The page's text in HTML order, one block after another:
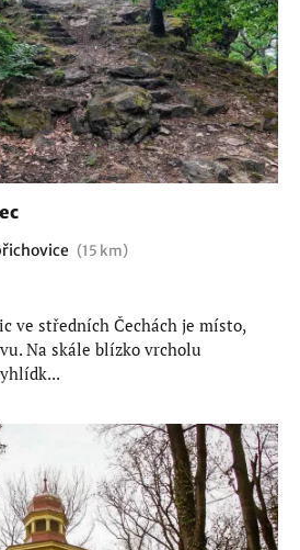
(15 km)
ve středních Čechách je místo,
Na skále blízko vrcholu